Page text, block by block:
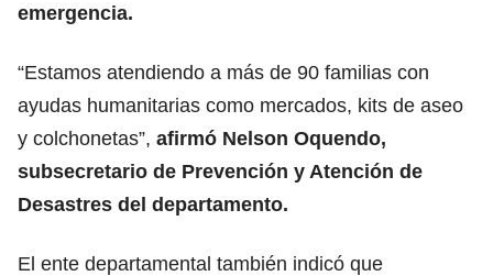
emergencia.
“Estamos atendiendo a más de 90 familias con
ayudas humanitarias como mercados, kits de aseo
y colchonetas”, afirmó Nelson Oquendo,
subsecretario de Prevención y Atención de
Desastres del departamento.
El ente departamental también indicó que